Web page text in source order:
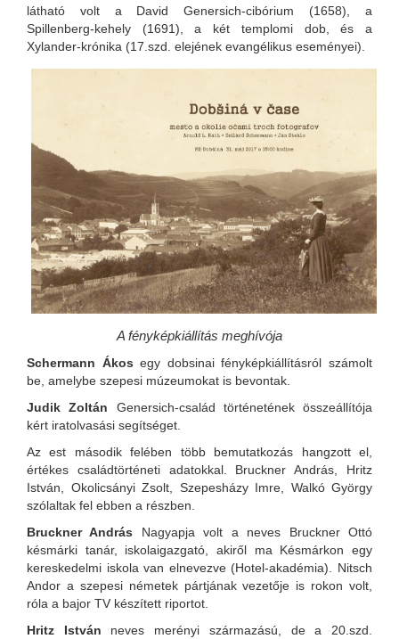
látható volt a David Genersich-cibórium (1658), a
Spillenberg-kehely (1691), a két templomi dob, és a
Xylander-krónika (17.szd. elejének evangélikus eseményei).
A fényképkiállítás meghívója
Schermann Ákos egy dobsinai fényképkiállításról számolt
be, amelybe szepesi múzeumokat is bevontak.
Judik Zoltán Genersich-család történetének összeállítója
kért iratolvasási segítséget.
Az est második felében több bemutatkozás hangzott el,
értékes családtörténeti adatokkal. Bruckner András, Hritz
István, Okolicsányi Zsolt, Szepesházy Imre, Walkó György
szólaltak fel ebben a részben.
Bruckner András Nagyapja volt a neves Bruckner Ottó
késmárki tanár, iskolaigazgató, akiről ma Késmárkon egy
kereskedelmi iskola van elnevezve (Hotel-akadémia). Nitsch
Andor a szepesi németek pártjának vezetője is rokon volt,
róla a bajor TV készített riportot.
Hritz István neves merényi származású, de a 20.szd.